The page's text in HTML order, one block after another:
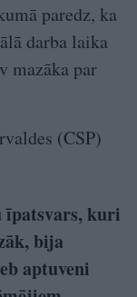
paredz, ka
darba laika
mazāka par
(CSP)
īpatsvars, kuri
bija
aptuveni